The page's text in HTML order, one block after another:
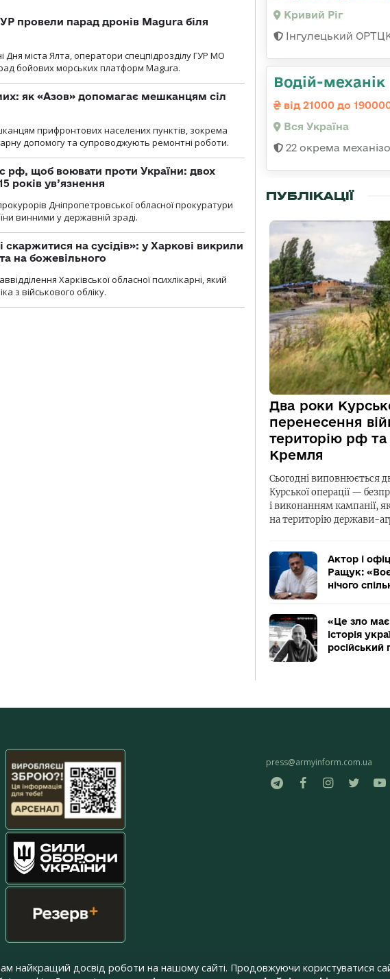
провели парад дронів Magura біля
Дня міста Ялта, оператори спецпідрозділу ГУР МО
бойових морських платформ Magura.
як «Азов» допомагає мешканцям сіл
прифронтових населених пунктів, зокрема
допомогу та супроводжують ремонтні роботи.
рф, щоб воювати проти України: двох
років ув’язнення
Дніпропетровської обласної прокуратури
винними у державній зраді.
на сусідів»: у Харкові викрили
на божевільного
Харківської обласної психлікарні, який
з військового обліку.
Кривий Ріг
Інгулецький
Водій-механік
від 21000 до
Вся Україна
22 окрема
ПУБЛІКАЦІЇ
Два роки
перенесення
територію рф та
Кремля
Сьогодні виповнюється
Курської операції —
і виконанням кампанії,
на територію держави-
Актор і
Ращук:
нічого
«Це зло
історія
російський
press@armyinform.com.ua
найкращий досвід роботи на нашому сайті. Продовжуючи користуватися